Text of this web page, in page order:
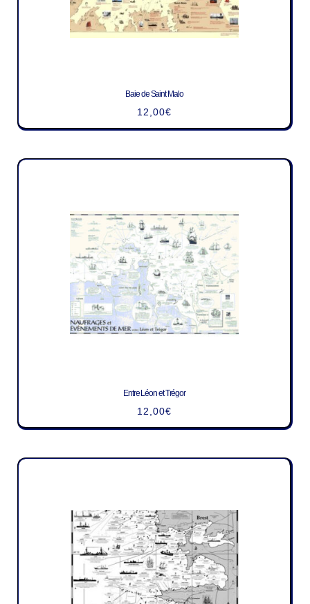
Baie de Saint Malo
12,00€
Entre Léon et Trégor
12,00€